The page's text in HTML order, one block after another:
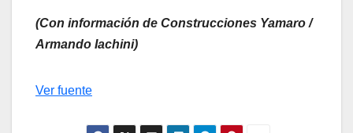
(Con información de Construcciones Yamaro /
Armando Iachini)
Navegación
Ver fuente